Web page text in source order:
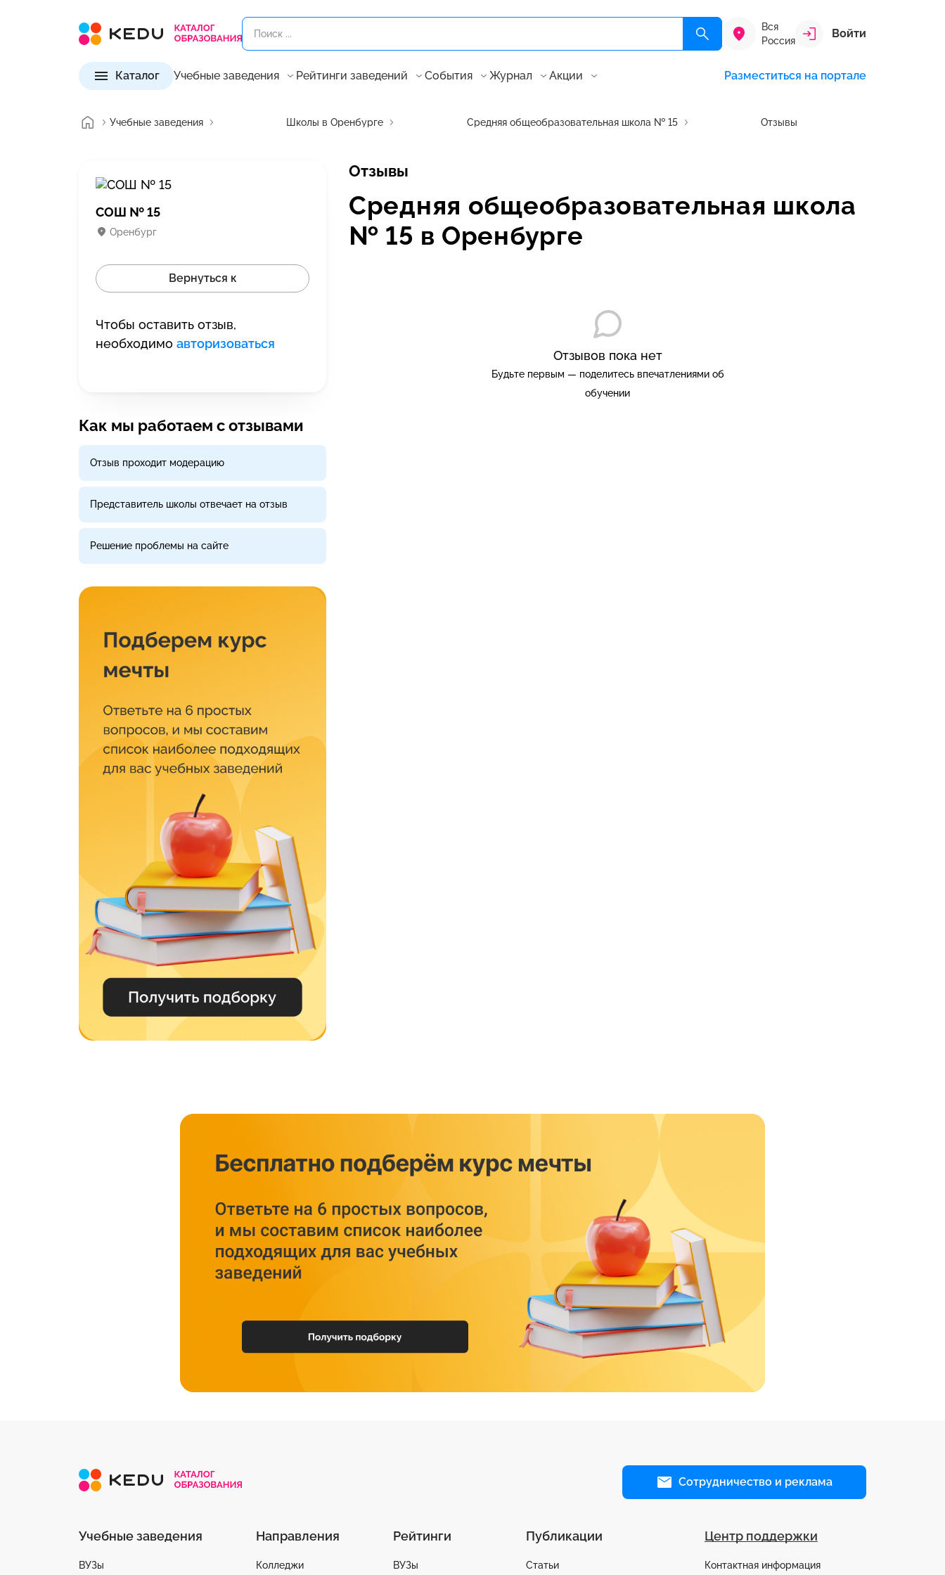
Вся
Россия
Войти
Каталог Учебные заведения Рейтинги заведений События Журнал Акции Разместиться на портале
Учебные заведения Школы в Оренбурге Средняя общеобразовательная школа № 15 Отзывы
СОШ № 15
Оренбург
Вернуться к
Чтобы оставить отзыв,
необходимо авторизоваться
Как мы работаем с отзывами
Отзыв проходит модерацию
Представитель школы отвечает на отзыв
Решение проблемы на сайте
Отзывы
Средняя общеобразовательная школа
№ 15 в Оренбурге
Отзывов пока нет
Будьте первым — поделитесь впечатлениями об
обучении
Сотрудничество и реклама
Учебные заведения
ВУЗы
Направления
Колледжи
Рейтинги
ВУЗы
Публикации
Статьи
Центр поддержки
Контактная информация